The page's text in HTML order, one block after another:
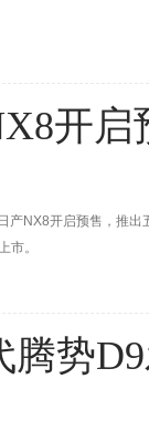
开
NX8开启预售，推出
市。
腾势